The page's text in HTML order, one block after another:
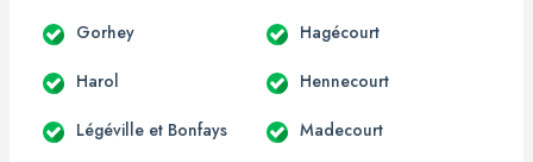
Gorhey Hagécourt
Harol Hennecourt
Légéville et Bonfays Madecourt